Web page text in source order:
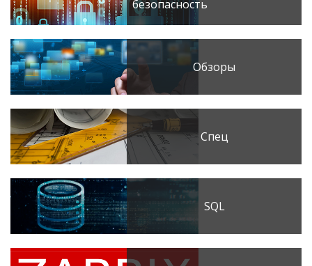
безопасность
Обзоры
Спец
SQL